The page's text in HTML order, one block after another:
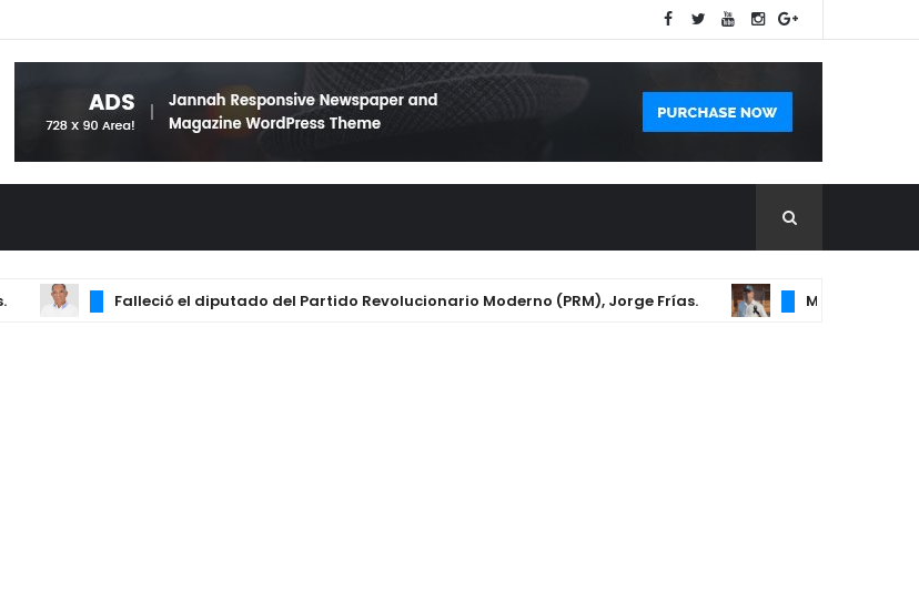
Falleció el diputado del Partido Revolucionario Moderno (PRM), Jorge Frías. MUERE HOMBRE